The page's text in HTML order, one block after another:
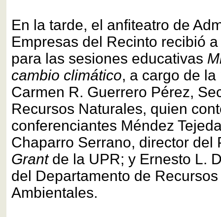
En la tarde, el anfiteatro de
Empresas del Recinto recibió
para las sesiones educativas
cambio climático, a cargo de la
Carmen R. Guerrero Pérez,
Recursos Naturales, quien
conferenciantes Méndez
Chaparro Serrano, director del
Grant de la UPR; y Ernesto L.
del Departamento de
Ambientales.